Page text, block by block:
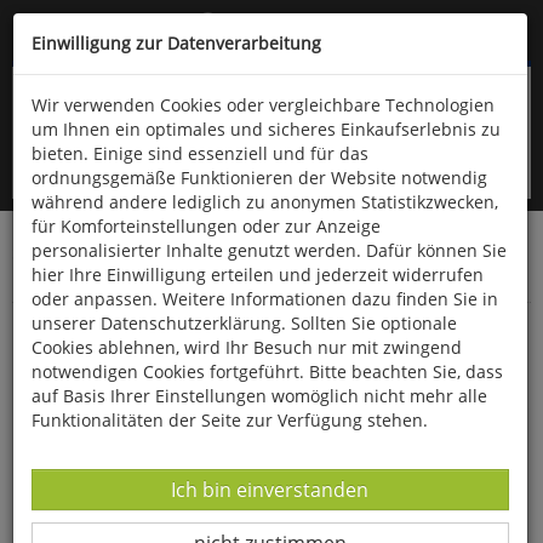
Kompletten Head der Seite überspringen
oder (06766) 9323-960
Startseite Bücher Downloads
Zeitschriften
Der Falke
Beobachtungstipp: Forsthaus Prösa in
Brandenburg
Einwilligung zur Datenverarbeitung
Wir verwenden Cookies oder vergleichbare Technologien
um Ihnen ein optimales und sicheres Einkaufserlebnis zu
bieten. Einige sind essenziell und für das
ordnungsgemäße Funktionieren der Website notwendig
während andere lediglich zu anonymen Statistikzwecken,
für Komforteinstellungen oder zur Anzeige
personalisierter Inhalte genutzt werden. Dafür können Sie
hier Ihre Einwilligung erteilen und jederzeit widerrufen
oder anpassen. Weitere Informationen dazu finden Sie in
unserer Datenschutzerklärung. Sollten Sie optionale
Cookies ablehnen, wird Ihr Besuch nur mit zwingend
notwendigen Cookies fortgeführt. Bitte beachten Sie, dass
auf Basis Ihrer Einstellungen womöglich nicht mehr alle
Funktionalitäten der Seite zur Verfügung stehen.
Datenverarbeitung -
Ich bin einverstanden